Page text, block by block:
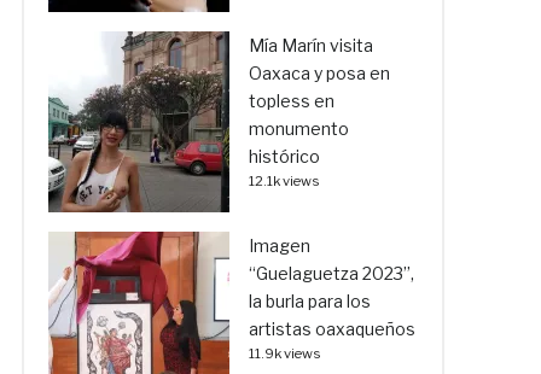
Mía Marín visita
Oaxaca y posa en
topless en
monumento
histórico
12.1k views
Imagen
“Guelaguetza 2023”,
la burla para los
artistas oaxaqueños
11.9k views